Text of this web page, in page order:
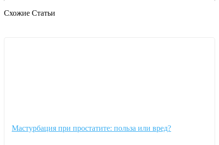
Схожие Статьи
Мастурбация при простатите: польза или вред?